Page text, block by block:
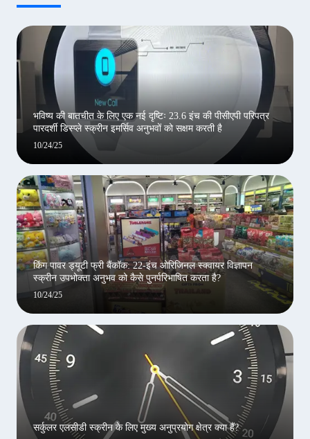
भविष्य की बातचीत के लिए एक नई दृष्टिः 23.6 इंच की पीसीएपी परिपत्र
पारदर्शी डिस्प्ले स्क्रीन इमर्सिव अनुभवों को सक्षम करती है
10/24/25
किंग पावर ड्यूटी फ्री बैंकॉक: 22-इंच ओरिजिनल स्क्वायर विज्ञापन
स्क्रीन उपभोक्ता अनुभव को कैसे पुनर्परिभाषित करता है?
10/24/25
सर्कुलर एलसीडी स्क्रीन के लिए मुख्य अनुप्रयोग क्षेत्र क्या हैं?